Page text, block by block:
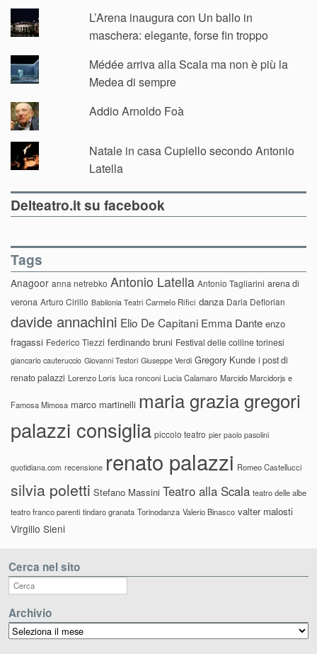
L’Arena inaugura con Un ballo in
maschera: elegante, forse fin troppo
Médée arriva alla Scala ma non è più la
Medea di sempre
Addio Arnoldo Foà
Natale in casa Cupiello secondo Antonio
Latella
Delteatro.it su facebook
Tags
Anagoor anna netrebko Antonio Latella Antonio Tagliarini arena di
verona Arturo Cirillo Babilonia Teatri Carmelo Rifici danza Daria Deflorian
davide annachini Elio De Capitani Emma Dante enzo
fragassi Federico Tiezzi ferdinando bruni Festival delle colline torinesi
giancarlo cauteruccio Giovanni Testori Giuseppe Verdi Gregory Kunde i post di
renato palazzi Lorenzo Loris luca ronconi Lucia Calamaro Marcido Marcidorjs e
Famosa Mimosa marco martinelli maria grazia gregori
palazzi consiglia piccolo teatro pier paolo pasolini
quotidiana.com recensione renato palazzi Romeo Castellucci
silvia poletti Stefano Massini Teatro alla Scala teatro delle albe
teatro franco parenti tindaro granata Torinodanza Valerio Binasco valter malosti
Virgilio Sieni
Cerca nel sito
Archivio
Archivio